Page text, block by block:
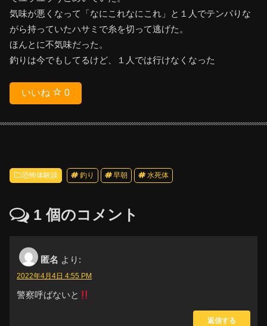
気味が悪くなって「なにこれなにこれ」と１人でテンパりな
がら持っていたハサミで糸を切って逃げた。
ほんとに不気味だった。
釣りは今でもしてるけど、１人では行けなくなった
いいね 0
恐怖体験談 釣り 早朝 水死体
1 個のコメント
匿名 より:
2022年4月4日 4:55 PM
警察呼ばないと
返信する